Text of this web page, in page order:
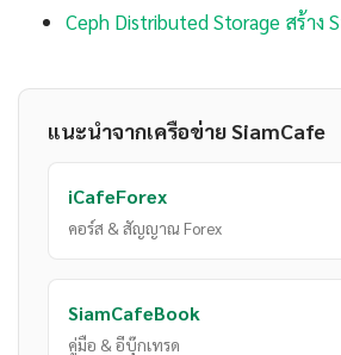
Ceph Distributed Storage สร้าง
แนะนำจากเครือข่าย SiamCafe
iCafeForex
คอร์ส & สัญญาณ Forex
SiamCafeBook
คู่มือ & อีบุ๊กเทรด